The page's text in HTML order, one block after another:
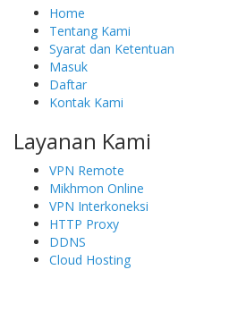
Home
Tentang Kami
Syarat dan Ketentuan
Masuk
Daftar
Kontak Kami
Layanan Kami
VPN Remote
Mikhmon Online
VPN Interkoneksi
HTTP Proxy
DDNS
Cloud Hosting